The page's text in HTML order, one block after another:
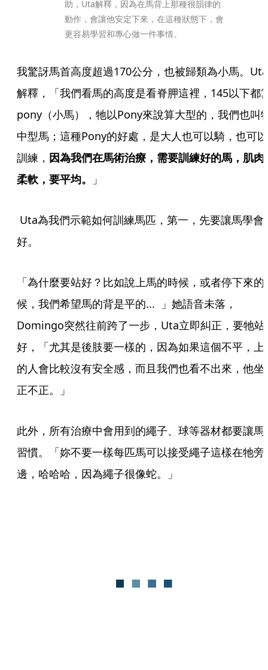
助，Uta解釋，因為在馬背上那種很韻律的
動作，會讓他安定下來，在這種狀態下，會
更容易學習和專心做一件事情。
我驚訝馬首高度超過170公分，也被歸類為小馬。Uta
解釋，「我們看馬的高度是看脊胛這裡，145以下都
pony（小馬），牠以Pony來說算大型的，我們也叫
中型馬；這種Pony的好處，是大人也可以騎，也可以
訓練， 因為我們在馬術治療，需要訓練好的馬，肌肉
柔軟，要平均。
」
好。
「為什麼要站好？比如說上馬的時候，或者停下來的
候，我們希望馬的背是平的...  」她語音未落，
Domingo突然往前跨了一步，Uta立即糾正，要牠站
好，「尤其是後肢要一樣的，因為如果這個不平，上
的人會比較沒有安全感，而且我們也看不出來，他坐
正不正。」
此外，所有治療中會用到的繩子、球等器材都要讓馬
習慣。「妳不要一樣每匹馬可以接受繩子這樣在牠旁
邊，哈哈哈，因為繩子很像蛇。」